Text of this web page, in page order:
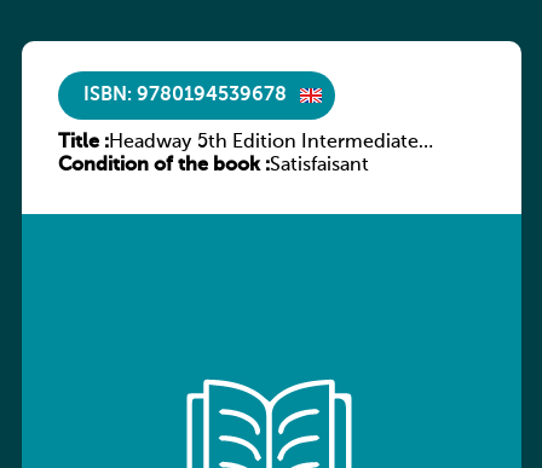
ISBN: 9780194539678
Title :Headway 5th Edition Intermediate
Workbook without key
Condition of the book :Satisfaisant